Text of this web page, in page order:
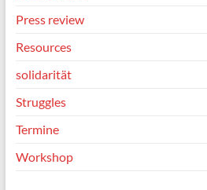
Press review
Resources
solidarität
Struggles
Termine
Workshop